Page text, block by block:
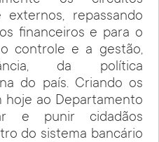
repassando
financeiros e para o
controle e a gestão,
da política
do país. Criando os
ao Departamento
e punir cidadãos
do sistema bancário